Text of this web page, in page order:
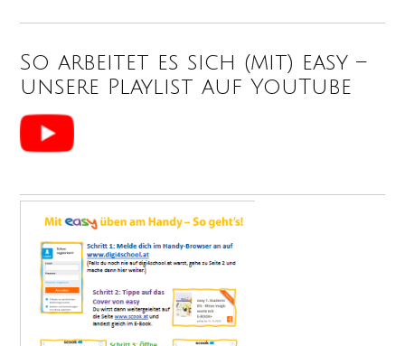
So arbeitet es sich (mit) easy –
unsere Playlist auf YouTube